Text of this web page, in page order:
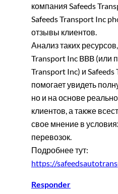
компания Safeeds
Safeeds Transport Inc
отзывы клиентов.
Анализ таких
Transport Inc BBB (или
Transport Inc) и Safeeds
помогает увидеть
но и на основе
клиентов, а также
свое мнение в
перевозок.
Подробнее тут:
https://
Responder